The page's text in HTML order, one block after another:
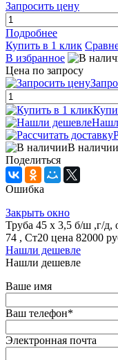
Запросить цену
Подробнее
Купить в 1 клик
В избранное
Цена по запросу
В наличии
Поделиться
Ошибка
Закрыть окно
Труба 45 х 3,5 б/ш ,г/
74 , Ст20 цена 82000
Нашли дешевле
Нашли дешевле
Ваше имя
Ваш телефон*
Электронная почта